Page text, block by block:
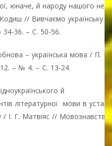
юначе, й народу нашого
// Вивчаємо українську
34-36. – С. 50-56.
– українська мова / П.
– № 4. – С. 13-24.
й
літературної мови в
/ І. Г. Матвіяс //